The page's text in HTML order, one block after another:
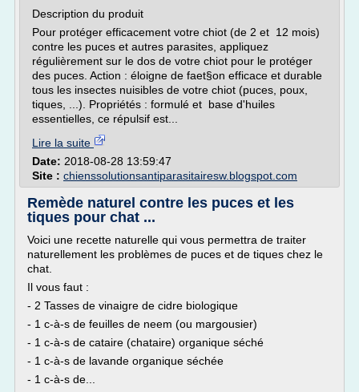
Description du produit
Pour protéger efficacement votre chiot (de 2 et 12 mois)
contre les puces et autres parasites, appliquez
régulièrement sur le dos de votre chiot pour le protéger
des puces. Action : éloigne de faet§on efficace et durable
tous les insectes nuisibles de votre chiot (puces, poux,
tiques, ...). Propriétés : formulé et base d'huiles
essentielles, ce répulsif est...
Lire la suite
Date: 2018-08-28 13:59:47
Site : chienssolutionsantiparasitairesw.blogspot.com
Remède naturel contre les puces et les
tiques pour chat ...
Voici une recette naturelle qui vous permettra de traiter
naturellement les problèmes de puces et de tiques chez le
chat.
Il vous faut :
- 2 Tasses de vinaigre de cidre biologique
- 1 c-à-s de feuilles de neem (ou margousier)
- 1 c-à-s de cataire (chataire) organique séché
- 1 c-à-s de lavande organique séchée
- 1 c-à-s de...